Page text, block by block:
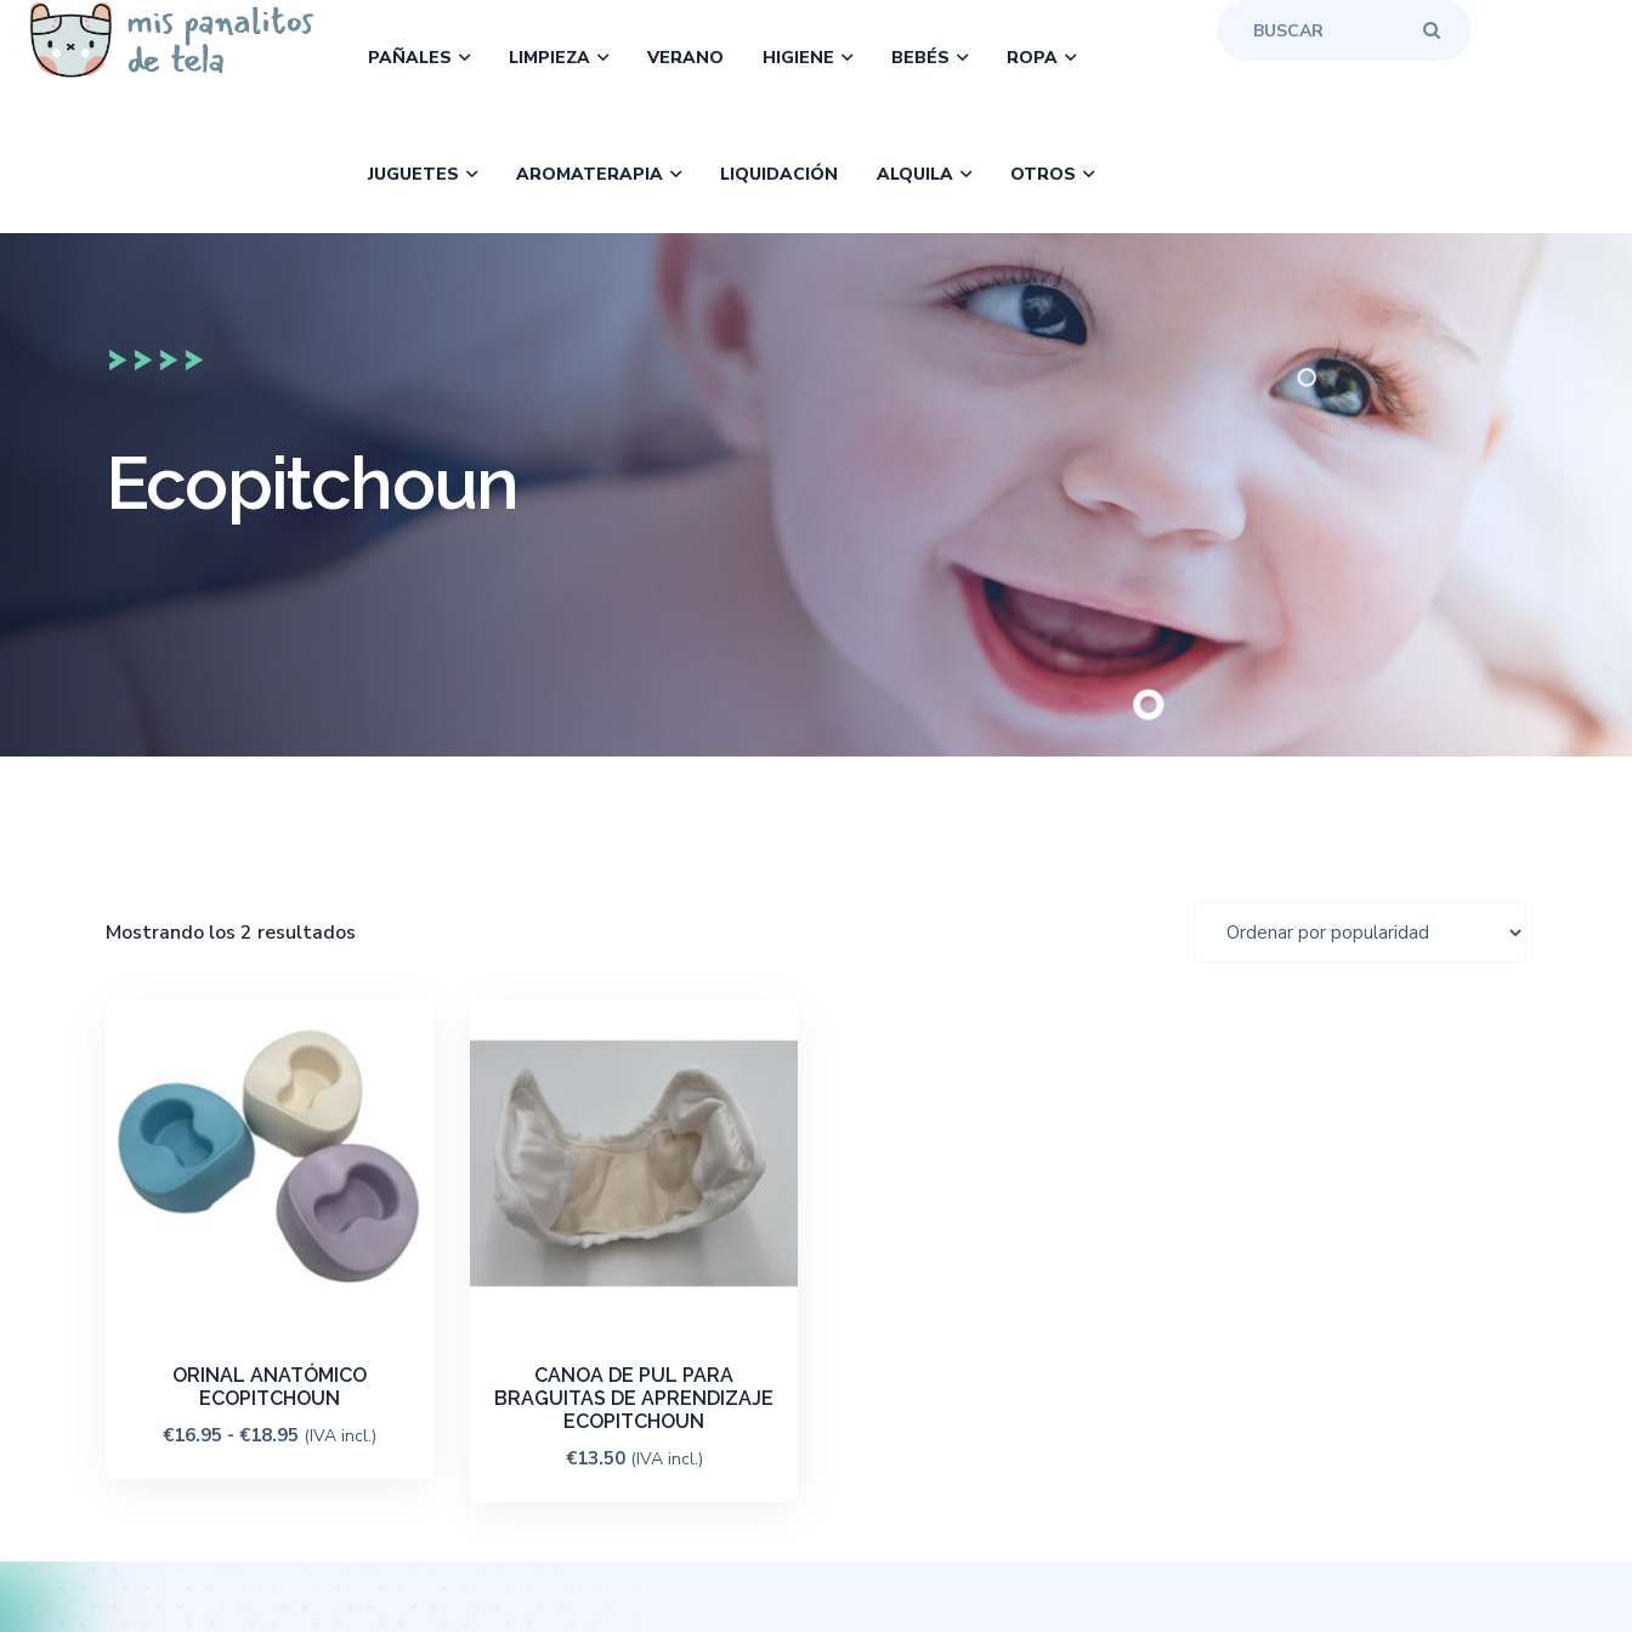
PAÑALES LIMPIEZA VERANO HIGIENE BEBÉS ROPA
JUGUETES AROMATERAPIA LIQUIDACIÓN ALQUILA OTROS
Ecopitchoun
Mostrando los 2 resultados
ORINAL ANATÓMICO
ECOPITCHOUN
€16.95 - €18.95 (IVA incl.)
CANOA DE PUL PARA
BRAGUITAS DE APRENDIZAJE
ECOPITCHOUN
€13.50 (IVA incl.)